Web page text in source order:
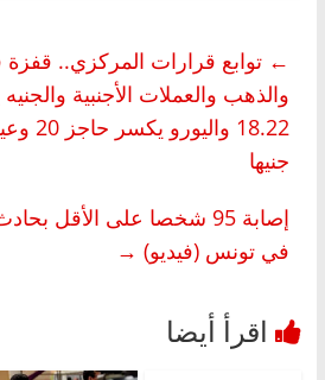
← توابع قرارات المركزي.. قفزة
والذهب والعملات الأجنبية والجنيه
جنيها
إصابة 95 شخصا على الأقل
في تونس (فيديو) →